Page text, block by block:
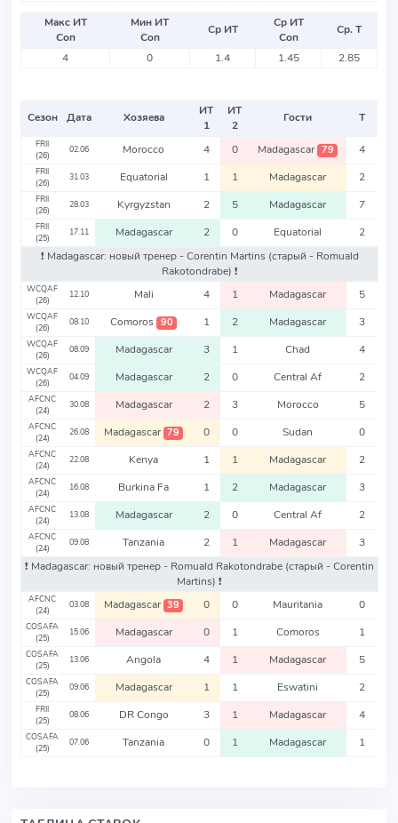
Макс ИТ
Соп
Мин ИТ
Соп
Ср ИТ
Ср ИТ
Соп
Ср. Т
4
0 1.4 1.45 2.85
Сезон Дата Хозяева
ИТ
1
ИТ
2
Гости Т
FRII
(26)
02.06 Morocco 4 0 Madagascar 79 4
FRII
(26)
31.03 Equatorial 1 1 Madagascar 2
FRII
(26)
28.03 Kyrgyzstan 2 5 Madagascar 7
FRII
(25)
17.11 Madagascar 2 0 Equatorial
2
❗️ Madagascar: новый тренер - Corentin Martins (старый - Romuald
Rakotondrabe) ❗️
WCQAF
(26)
12.10 Mali 4 1 Madagascar 5
WCQAF
(26)
08.10 Comoros 90 1 2 Madagascar 3
WCQAF
(26)
08.09 Madagascar 3 1 Chad 4
WCQAF
(26)
04.09 Madagascar 2 0 Central Af 2
AFCNC
(24)
30.08 Madagascar 2 3 Morocco 5
AFCNC
(24)
26.08 Madagascar 79 0 0 Sudan 0
AFCNC
(24)
22.08 Kenya 1 1 Madagascar 2
AFCNC
(24)
16.08 Burkina Fa 1 2 Madagascar 3
AFCNC
(24)
13.08 Madagascar 2 0 Central Af 2
AFCNC
(24)
09.08 Tanzania 2 1 Madagascar
3
❗️ Madagascar: новый тренер - Romuald Rakotondrabe (старый - Corentin
Martins) ❗️
AFCNC
(24)
03.08 Madagascar 39 0 0 Mauritania 0
COSAFA
(25)
15.06 Madagascar 0 1 Comoros 1
COSAFA
(25)
13.06 Angola 4 1 Madagascar 5
COSAFA
(25)
09.06 Madagascar 1 1 Eswatini 2
FRII
(25)
08.06 DR Congo 3 1 Madagascar 4
COSAFA
(25)
07.06 Tanzania 0 1 Madagascar 1